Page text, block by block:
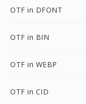
OTF in DFONT
OTF in BIN
OTF in WEBP
OTF in CID